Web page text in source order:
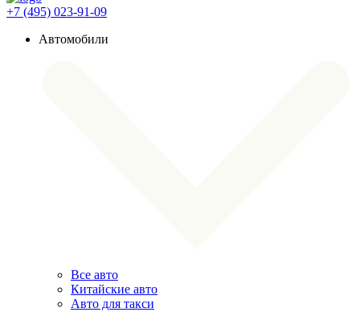
+7 (495) 023-91-09
Автомобили
Все авто
Китайские авто
Авто для такси